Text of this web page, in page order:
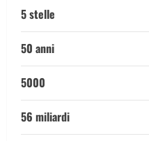
5 stelle
50 anni
5000
56 miliardi